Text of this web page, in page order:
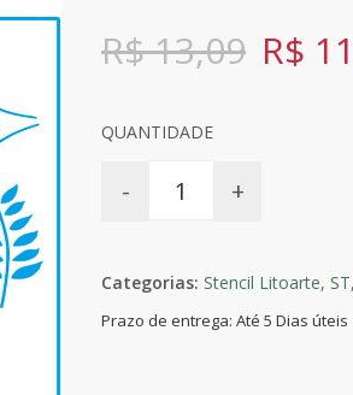
R$ 13,09 R$
QUANTIDADE
- +
Categorias: Stencil Litoarte,
Prazo de entrega: Até 5 Dias úteis